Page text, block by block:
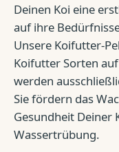
Deinen Koi eine
auf ihre
Unsere Koifutter-
Koifutter Sorten
werden
Sie fördern das
Gesundheit Deiner
Wassertrübung.